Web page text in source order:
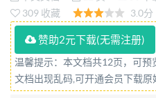
safety Vehiculesroutiers
Specificationsdesécurite-
Referencenumber
IS06469-2:2018(E)
309 收藏
3.0分
赞助2元下载(无需注册)
温馨提示：本文档共12页，可
文档出现乱码,可开通会员下载原